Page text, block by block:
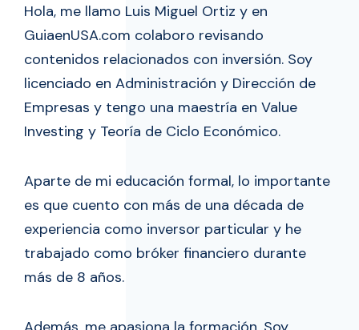
Hola, me llamo Luis Miguel Ortiz y en
GuiaenUSA.com colaboro revisando
contenidos relacionados con inversión. Soy
licenciado en Administración y Dirección de
Empresas y tengo una maestría en Value
Investing y Teoría de Ciclo Económico.
Aparte de mi educación formal, lo importante
es que cuento con más de una década de
experiencia como inversor particular y he
trabajado como bróker financiero durante
más de 8 años.